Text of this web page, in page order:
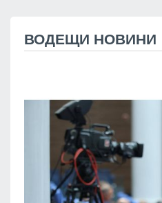
ВОДЕЩИ НОВИНИ